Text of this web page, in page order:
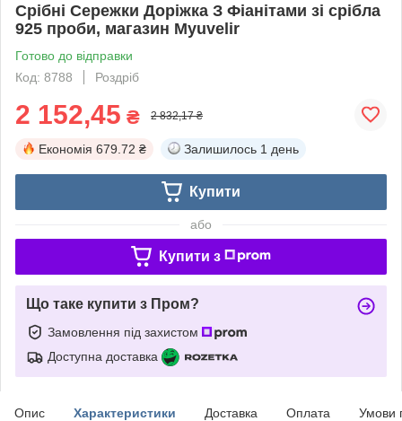
Срібні Сережки Доріжка З Фіанітами зі срібла
925 проби, магазин Myuvelir
Готово до відправки
Код: 8788
Роздріб
2 152,45 ₴ 2 832,17 ₴
Економія 679.72 ₴ Залишилось 1 день
Купити
або
Купити з
Що таке купити з Пром?
Замовлення під захистом
Доступна доставка
Опис Характеристики Доставка Оплата Умови